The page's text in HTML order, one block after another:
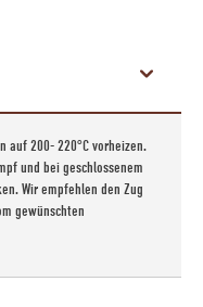
auf 200- 220°C vorheizen.
und bei geschlossenem
Wir empfehlen den Zug
gewünschten